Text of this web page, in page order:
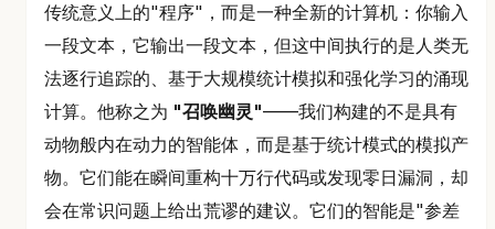
传统意义上的"程序"，而是一种全新的计算机：你输入
一段文本，它输出一段文本，但这中间执行的是人类无
法逐行追踪的、基于大规模统计模拟和强化学习的涌现
计算。他称之为 "召唤幽灵"——我们构建的不是具有
动物般内在动力的智能体，而是基于统计模式的模拟产
物。它们能在瞬间重构十万行代码或发现零日漏洞，却
会在常识问题上给出荒谬的建议。它们的智能是"参差